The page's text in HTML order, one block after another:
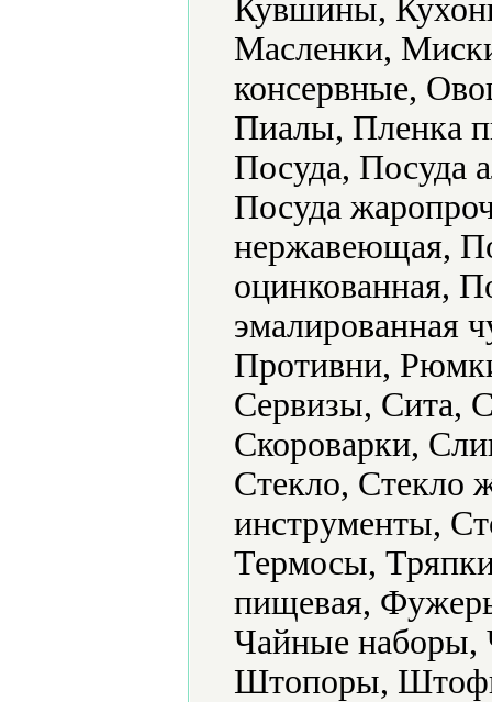
Кувшины,
Масленки,
консервные,
Пиалы, Пленка
Посуда, Посуда
Посуда
нержавеющая,
оцинкованная,
эмалированная
Противни,
Сервизы, Сита,
Скороварки,
Стекло, Стекло
инструменты,
Термосы,
пищевая,
Чайные
Штопоры,